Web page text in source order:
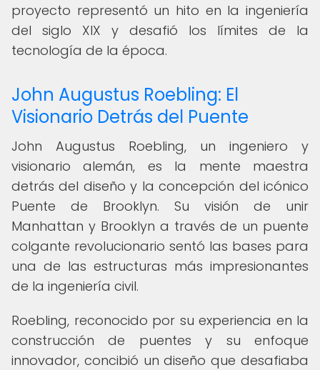
proyecto representó un hito en la ingeniería
del siglo XIX y desafió los límites de la
tecnología de la época.
John Augustus Roebling: El
Visionario Detrás del Puente
John Augustus Roebling, un ingeniero y
visionario alemán, es la mente maestra
detrás del diseño y la concepción del icónico
Puente de Brooklyn. Su visión de unir
Manhattan y Brooklyn a través de un puente
colgante revolucionario sentó las bases para
una de las estructuras más impresionantes
de la ingeniería civil.
Roebling, reconocido por su experiencia en la
construcción de puentes y su enfoque
innovador, concibió un diseño que desafiaba